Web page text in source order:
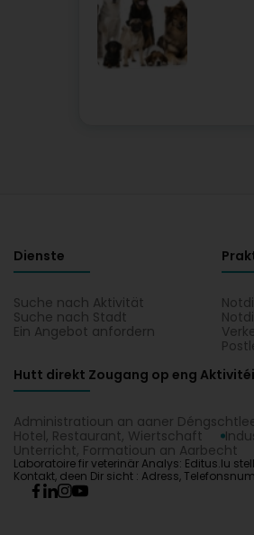
Dienste
Suche nach Aktivität
Suche nach Stadt
Ein Angebot anfordern
Hutt direkt Zougang op eng
Administratioun an aaner
Hotel, Restaurant, Wiertschaft
Unterricht, Formatioun an Aarbecht
Laboratoire fir veterinär Analys: Editus.lu
Kontakt, deen Dir sicht : Adress,